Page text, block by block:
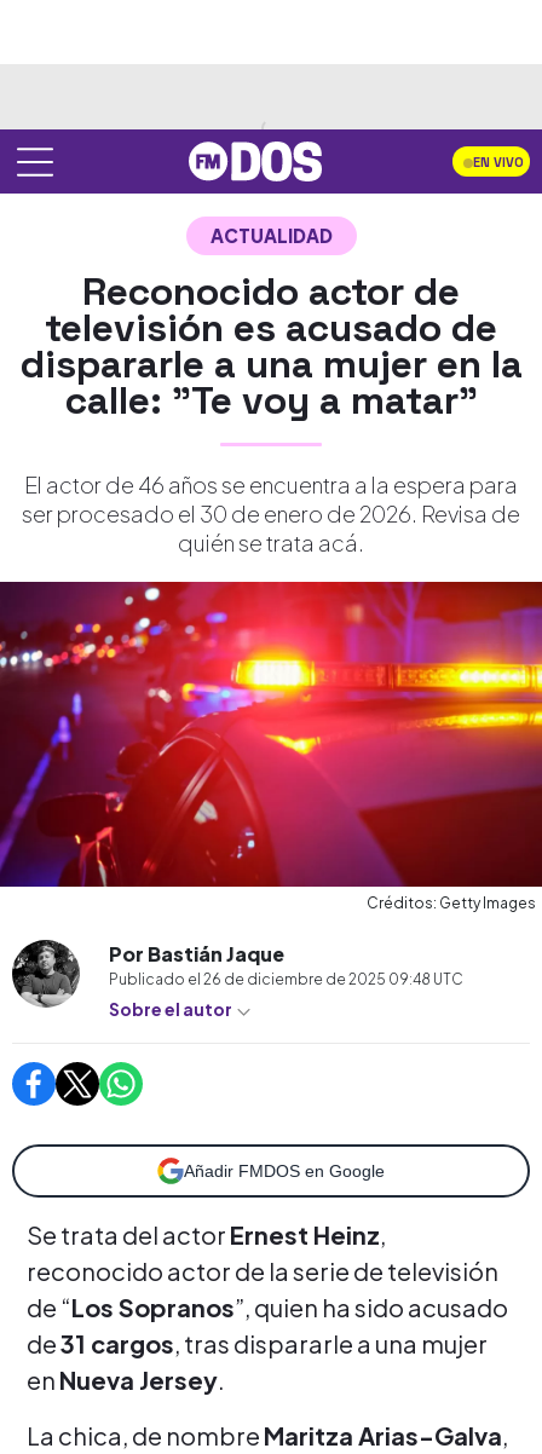
EN VIVO
ACTUALIDAD
Reconocido actor de
televisión es acusado de
dispararle a una mujer en la
calle: "Te voy a matar"
El actor de 46 años se encuentra a la espera para
ser procesado el 30 de enero de 2026. Revisa de
quién se trata acá.
Créditos: Getty Images
Por Bastián Jaque
Publicado el 26 de diciembre de 2025 09:48 UTC
Sobre el autor
Añadir FMDOS en Google
Se trata del actor Ernest Heinz,
reconocido actor de la serie de televisión
de “Los Sopranos”, quien ha sido acusado
de31 cargos, tras dispararle a una mujer
en Nueva Jersey.
La chica, de nombre Maritza Arias-Galva,